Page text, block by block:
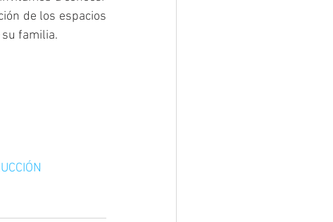
de los espacios
familia.